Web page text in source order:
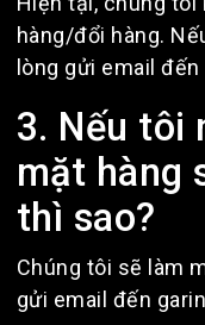
hàng/đổi hàng.
lòng gửi email
3. Nếu tôi
mặt hàng
thì sao?
Chúng tôi sẽ làm
gửi email đến